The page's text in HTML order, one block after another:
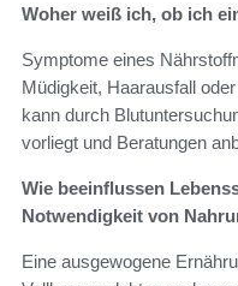
Woher weiß ich, ob ich
Symptome eines
Müdigkeit, Haarausfall
kann durch
vorliegt und Beratungen
Wie beeinflussen
Notwendigkeit von
Eine ausgewogene